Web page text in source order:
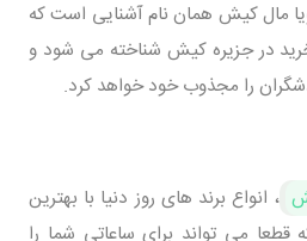
مال کیش همان نام آشنایی است که
در جزیره کیش شناخته می شود و
را مجذوب خود خواهد کرد.
، انواع برند های روز دنیا با بهترین
می تواند برای ساعاتی شما را